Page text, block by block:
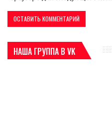
НАША ГРУППА В VK